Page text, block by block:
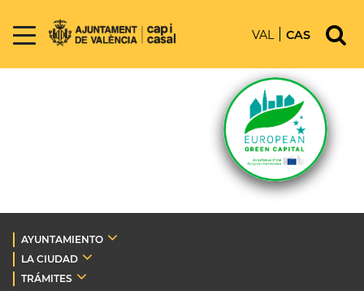
VAL CAS
AYUNTAMIENTO
LA CIUDAD
TRÁMITES